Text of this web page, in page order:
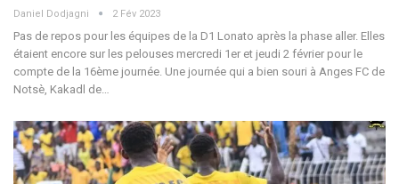
Daniel Dodjagni 2 Fév 2023
Pas de repos pour les équipes de la D1 Lonato après la phase aller. Elles
étaient encore sur les pelouses mercredi 1er et jeudi 2 février pour le
compte de la 16ème journée. Une journée qui a bien souri à Anges FC de
Notsè, Kakadl de…